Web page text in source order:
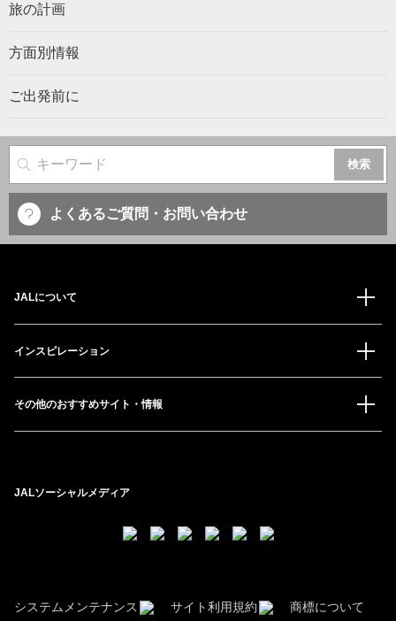
旅の計画
方面別情報
ご出発前に
サイト内検索
よくあるご質問・お問い合わせ
JALについて
インスピレーション
その他のおすすめサイト・情報
JALソーシャルメディア
システムメンテナンス サイト利用規約 商標について